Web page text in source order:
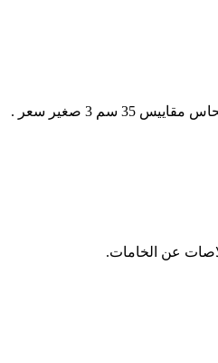
محطم النحاس المقاييس 35 سم 3. اختيار دائرية الحركة شاشة تهتز لخام الحديد. تهتز المغذية لخام النحاس التغذية ويوصل غربلة, تهتز المغذية، معدات معادن خام, كسارة النحاس مقاييس 35 سم 3 صغير سعر .